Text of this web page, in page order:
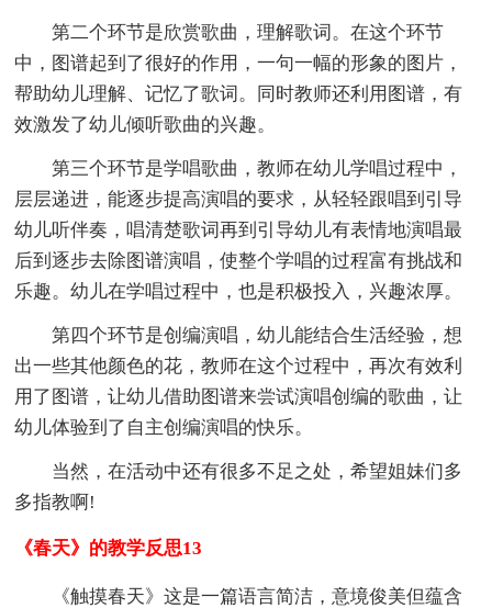
第二个环节是欣赏歌曲，理解歌词。在这个环节
中，图谱起到了很好的作用，一句一幅的形象的图片，
帮助幼儿理解、记忆了歌词。同时教师还利用图谱，有
效激发了幼儿倾听歌曲的兴趣。
第三个环节是学唱歌曲，教师在幼儿学唱过程中，
层层递进，能逐步提高演唱的要求，从轻轻跟唱到引导
幼儿听伴奏，唱清楚歌词再到引导幼儿有表情地演唱最
后到逐步去除图谱演唱，使整个学唱的过程富有挑战和
乐趣。幼儿在学唱过程中，也是积极投入，兴趣浓厚。
第四个环节是创编演唱，幼儿能结合生活经验，想
出一些其他颜色的花，教师在这个过程中，再次有效利
用了图谱，让幼儿借助图谱来尝试演唱创编的歌曲，让
幼儿体验到了自主创编演唱的快乐。
当然，在活动中还有很多不足之处，希望姐妹们多
多指教啊!
《春天》的教学反思13
《触摸春天》这是一篇语言简洁，意境俊美但蕴含